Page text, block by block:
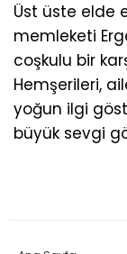
Üst üste elde
memleketi
coşkulu bir
Hemşerileri,
yoğun ilgi
büyük sevgi